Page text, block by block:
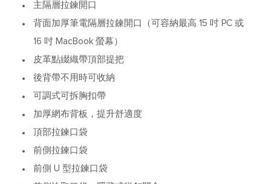
主隔層拉鍊開口
背面加厚筆電隔層拉鍊開口（可容納最高 15 吋 PC 或
16 吋 MacBook 螢幕）
皮革點綴織帶頂部提把
後背帶不用時可收納
可調式可拆胸扣帶
加厚網布背板，提升舒適度
頂部拉鍊口袋
前側拉鍊口袋
前側 U 型拉鍊口袋